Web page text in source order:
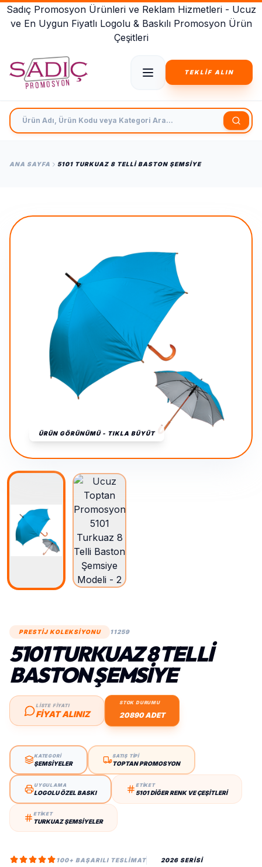
Sadıç Promosyon Ürünleri ve Reklam Hizmetleri - Ucuz
ve En Uygun Fiyatlı Logolu & Baskılı Promosyon Ürün
Çeşitleri
TEKLİF ALIN
Ürün Adı, Ürün Kodu veya Kategori Ara
ANA SAYFA 5101 TURKUAZ 8 TELLI BASTON ŞEMSIYE
ÜRÜN GÖRÜNÜMÜ - TIKLA BÜYÜT
PRESTİJ KOLEKSİYONU 11259
5101 TURKUAZ 8 TELLI
BASTON ŞEMSIYE
LİSTE FİYATI
FIYAT ALINIZ
STOK DURUMU
20890 ADET
KATEGORİ
ŞEMSIYELER
SATIŞ TİPİ
TOPTAN PROMOSYON
UYGULAMA
LOGOLU ÖZEL BASKI
ETİKET
5101 DIĞER RENK VE ÇEŞITLERI
ETİKET
TURKUAZ ŞEMSIYELER
100+ BAŞARILI TESLIMAT 2026 SERİSİ